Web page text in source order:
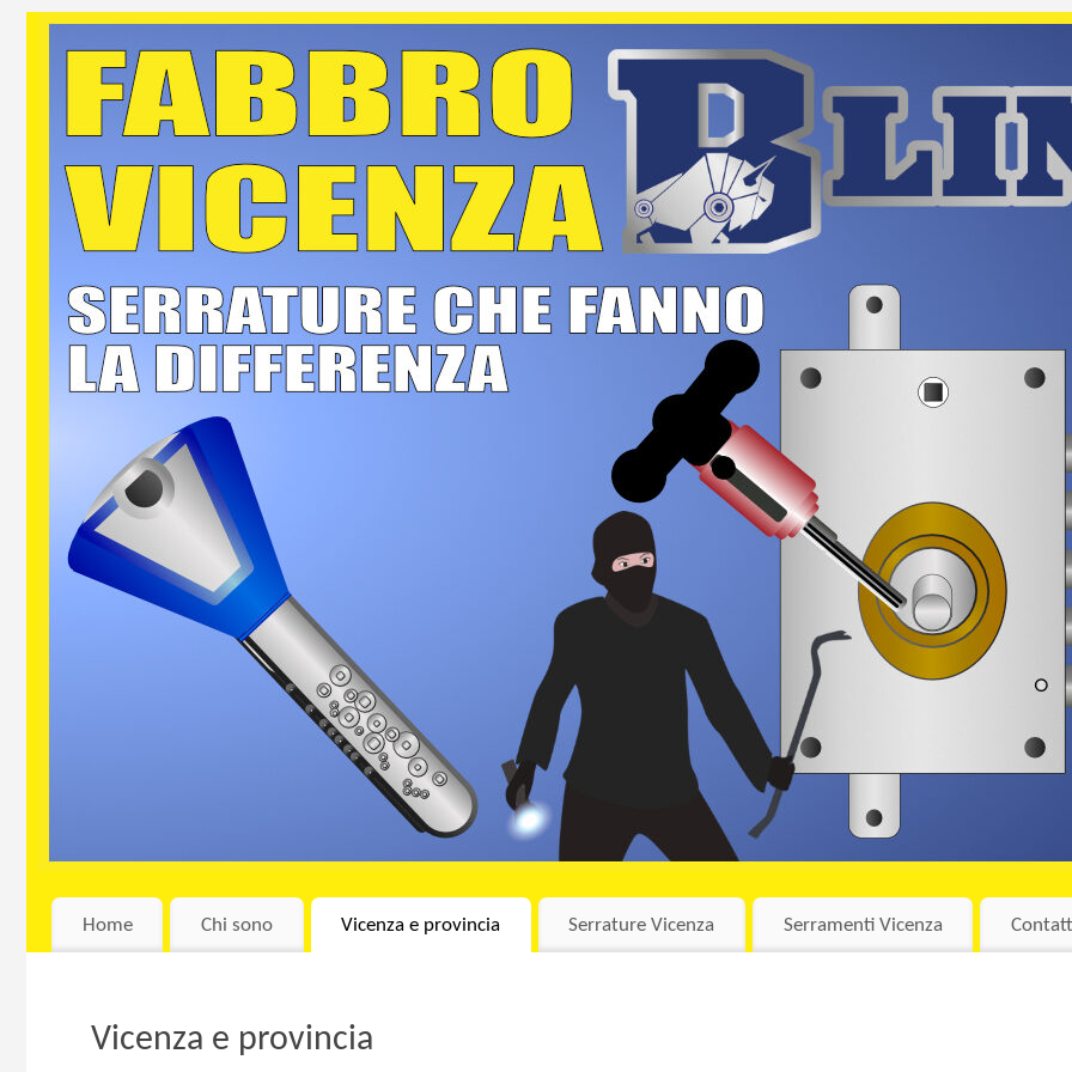
Home Chi sono Vicenza e provincia Serrature Vicenza Serramenti Vicenza
Vicenza e provincia